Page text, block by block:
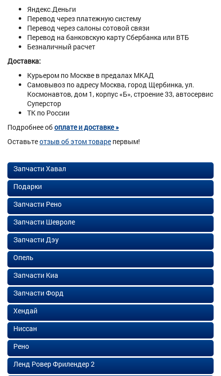
Яндекс.Деньги
Перевод через платежную систему
Перевод через салоны сотовой связи
Перевод на банковскую карту Сбербанка или ВТБ
Безналичный расчет
Доставка:
Курьером по Москве в предалах МКАД
Самовывоз по адресу Москва, город Щербинка, ул.
Космонавтов, дом 1, корпус «Б», строение 33, автосервис
Суперстор
ТК по России
Подробнее обоплате и доставке »
Оставьтеотзыв об этом товаре первым!
Запчасти Хавал
Подарки
Запчасти Рено
Запчасти Шевроле
Запчасти Дэу
Опель
Запчасти Киа
Запчасти Форд
Хендай
Ниссан
Рено
Ленд Ровер Фрилендер 2